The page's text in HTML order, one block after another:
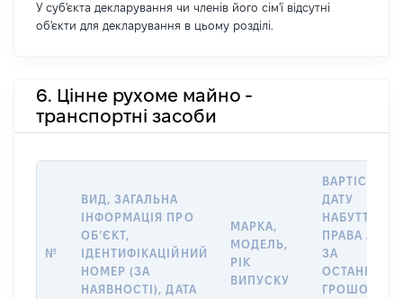
У суб'єкта декларування чи членів його сім'ї відсутні
об'єкти для декларування в цьому розділі.
6. Цінне рухоме майно -
транспортні засоби
№
ВИД, ЗАГАЛЬНА
ІНФОРМАЦІЯ ПРО
ОБʼЄКТ,
ІДЕНТИФІКАЦІЙНИЙ
НОМЕР (ЗА
НАЯВНОСТІ), ДАТА
МАРКА,
МОДЕЛЬ,
РІК
ВИПУСКУ
ВАРТІСТЬ НА
ДАТУ
НАБУТТЯ
ПРАВА АБО
ЗА
ГРОШОВОЮ